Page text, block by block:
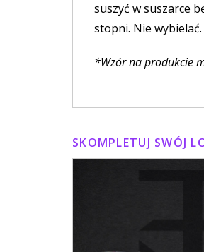
suszyć w suszarce
stopni. Nie wybielać.
*Wzór na produkcie
SKOMPLETUJ SWÓJ